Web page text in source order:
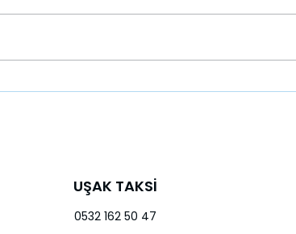
UŞAK: TARİH VE KÜLTÜRÜN İZİNDE
UŞAK TAKSİ
0532 162 50 47